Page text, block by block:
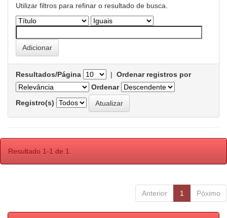
Utilizar filtros para refinar o resultado de busca.
Resultados/Página | Ordenar registros por
Ordenar
Registro(s)
Resultado 1-1 de 1.
Anterior 1 Póximo